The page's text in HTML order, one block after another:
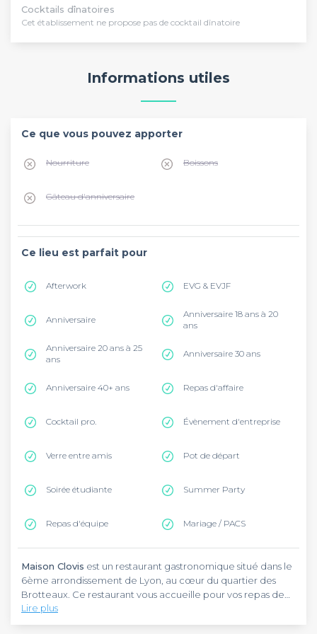
Cocktails dînatoires
Cet établissement ne propose pas de cocktail dînatoire
Informations utiles
Ce que vous pouvez apporter
Nourriture Boissons
Gâteau d'anniversaire
Ce lieu est parfait pour
Afterwork EVG & EVJF
Anniversaire
Anniversaire 18 ans à 20
ans
Anniversaire 20 ans à 25
ans
Anniversaire 30 ans
Anniversaire 40+ ans Repas d'affaire
Cocktail pro. Évènement d'entreprise
Verre entre amis Pot de départ
Soirée étudiante Summer Party
Repas d'équipe Mariage / PACS
Maison Clovis est un restaurant gastronomique situé dans le
6ème arrondissement de Lyon, au cœur du quartier des
Brotteaux. Ce restaurant vous accueille pour vos repas de
groupe, qu'il s'agisse d'un anniversaire, d'un repas entre
collègues ou d'une fête de famille. Vous pouvez rejoindre
Maison Clovisest un restaurant d'inspiration orientale porté
Lire plus